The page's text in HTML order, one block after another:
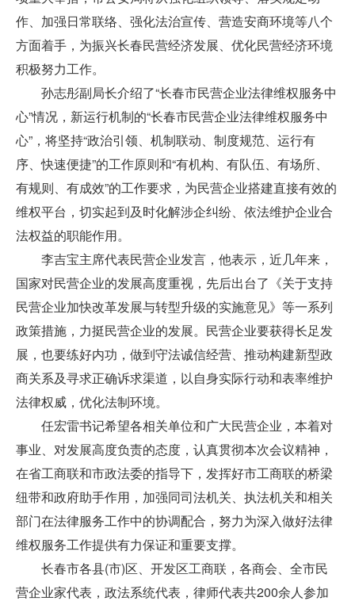
作、加强日常联络、强化法治宣传、营造安商环境等八个
方面着手，为振兴长春民营经济发展、优化民营经济环境
积极努力工作。
孙志彤副局长介绍了“长春市民营企业法律维权服务中
心”情况，新运行机制的“长春市民营企业法律维权服务中
心” ，将坚持“政治引领、机制联动、制度规范、运行有
序、快速便捷”的工作原则和“有机构、有队伍、有场所、
有规则、有成效”的工作要求，为民营企业搭建直接有效的
维权平台，切实起到及时化解涉企纠纷、依法维护企业合
法权益的职能作用。
李吉宝主席代表民营企业发言，他表示，近几年来，
国家对民营企业的发展高度重视，先后出台了《关于支持
民营企业加快改革发展与转型升级的实施意见》等一系列
政策措施，力挺民营企业的发展。民营企业要获得长足发
展，也要练好内功，做到守法诚信经营、推动构建新型政
商关系及寻求正确诉求渠道，以自身实际行动和表率维护
法律权威，优化法制环境。
任宏雷书记希望各相关单位和广大民营企业，本着对
事业、对发展高度负责的态度，认真贯彻本次会议精神，
在省工商联和市政法委的指导下，发挥好市工商联的桥梁
纽带和政府助手作用，加强同司法机关、执法机关和相关
部门在法律服务工作中的协调配合，努力为深入做好法律
维权服务工作提供有力保证和重要支撑。
长春市各县(市)区、开发区工商联，各商会、全市民
营企业家代表，政法系统代表，律师代表共200余人参加